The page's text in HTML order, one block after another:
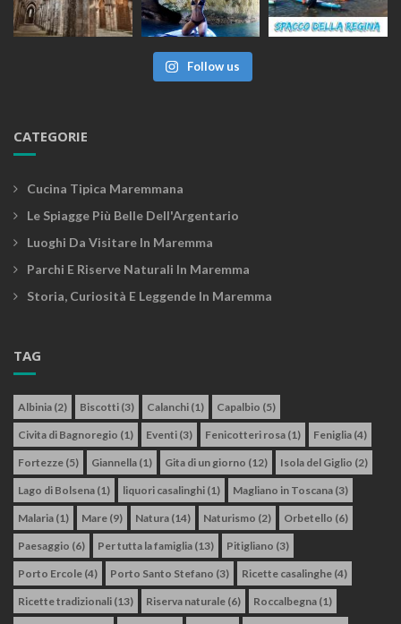
Follow us
CATEGORIE
Cucina Tipica Maremmana
Le Spiagge Più Belle Dell'Argentario
Luoghi Da Visitare In Maremma
Parchi E Riserve Naturali In Maremma
Storia, Curiosità E Leggende In Maremma
TAG
Albinia (2) Biscotti (3) Calanchi (1) Capalbio (5)
Civita di Bagnoregio (1) Eventi (3) Fenicotteri rosa (1) Feniglia (4)
Fortezze (5) Giannella (1) Gita di un giorno (12) Isola del Giglio (2)
Lago di Bolsena (1) liquori casalinghi (1) Magliano in Toscana (3)
Malaria (1) Mare (9) Natura (14) Naturismo (2) Orbetello (6)
Paesaggio (6) Per tutta la famiglia (13) Pitigliano (3)
Porto Ercole (4) Porto Santo Stefano (3) Ricette casalinghe (4)
Ricette tradizionali (13) Riserva naturale (6) Roccalbegna (1)